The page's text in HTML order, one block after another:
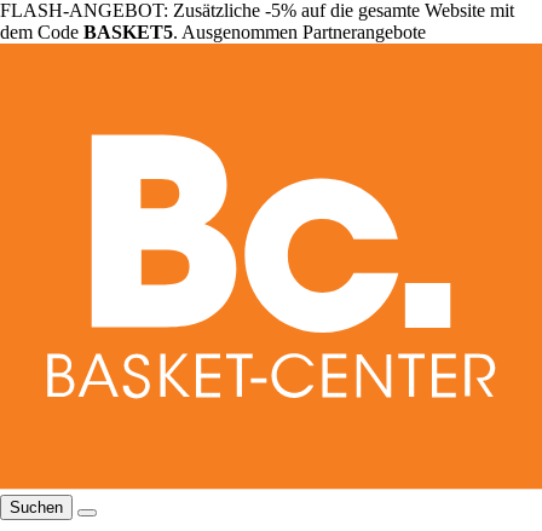
FLASH-ANGEBOT: Zusätzliche -5% auf die gesamte Website mit
dem Code BASKET5. Ausgenommen Partnerangebote
Suchen